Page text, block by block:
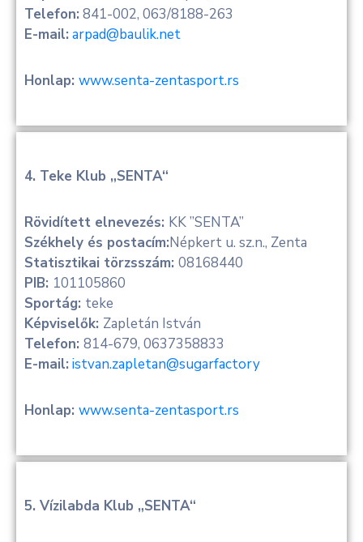
Telefon: 841-002, 063/8188-263
E-mail: arpad@baulik.net
Honlap: www.senta-zentasport.rs
4. Teke Klub „SENTA“
Rövidített elnevezés: KK ”SENTA”
Székhely és postacím:Népkert u. sz.n., Zenta
Statisztikai törzsszám: 08168440
PIB: 101105860
Sportág: teke
Képviselők: Zapletán István
Telefon: 814-679, 0637358833
E-mail: istvan.zapletan@sugarfactory
Honlap: www.senta-zentasport.rs
5. Vízilabda Klub „SENTA“